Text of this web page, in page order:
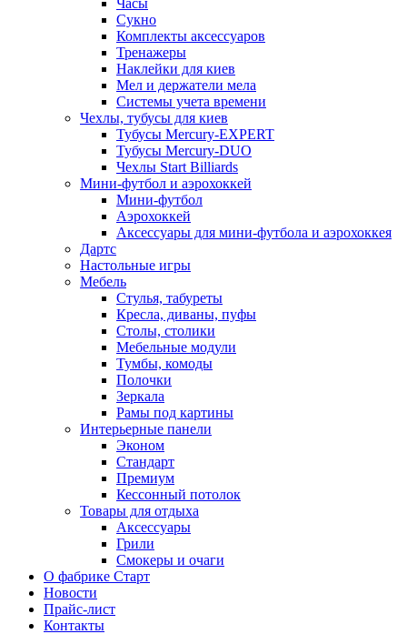
Часы
Сукно
Комплекты аксессуаров
Тренажеры
Наклейки для киев
Мел и держатели мела
Системы учета времени
Чехлы, тубусы для киев
Тубусы Mercury-EXPERT
Тубусы Mercury-DUO
Чехлы Start Billiards
Мини-футбол и аэрохоккей
Мини-футбол
Аэрохоккей
Аксессуары для мини-футбола и аэрохоккея
Дартс
Настольные игры
Мебель
Стулья, табуреты
Кресла, диваны, пуфы
Столы, столики
Мебельные модули
Тумбы, комоды
Полочки
Зеркала
Рамы под картины
Интерьерные панели
Эконом
Стандарт
Премиум
Кессонный потолок
Товары для отдыха
Аксессуары
Грили
Смокеры и очаги
О фабрике Старт
Новости
Прайс-лист
Контакты